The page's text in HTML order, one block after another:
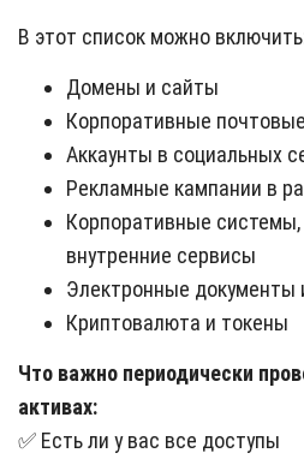
В этот список можно
Домены и сайты
Корпоративные
Аккаунты в социальных
Рекламные кампании в
Корпоративные системы,
внутренние сервисы
Электронные документы
Криптовалюта и токены
Что важно периодически
активах:
✅ Есть ли у вас все доступы